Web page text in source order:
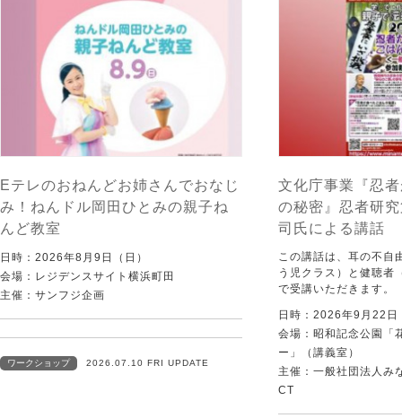
Eテレのおねんどお姉さんでおなじ
み！ねんドル岡田ひとみの親子ね
んど教室
日時：2026年8月9日（日）
会場：レジデンスサイト横浜町田
主催：サンフジ企画
ワークショップ 2026.07.10 FRI UPDATE
文化庁事業『忍
の秘密』忍者研
司氏による講話
この講話は、耳の不自
う児クラス）と健聴者
で受講いただきます。
日時：2026年9月22日
会場：昭和記念公園「
ー」（講義室）
主催：一般社団法人み
CT